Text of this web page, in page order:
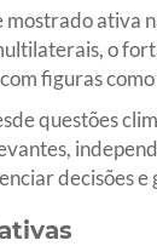
ativa
o
figuras
questões
decisões